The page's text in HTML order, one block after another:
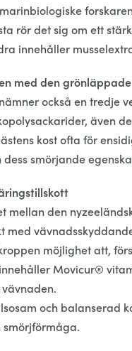
rör det sig om ett
innehåller
med den
också en tredje
även
kost ofta för
dess smörjande
mellan den
med
möjlighet att,
Movicur®
och balanserad